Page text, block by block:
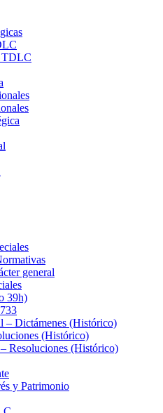
TDLC
general
39h)
– Dictámenes (Histórico)
(Histórico)
Resoluciones (Histórico)
y Patrimonio